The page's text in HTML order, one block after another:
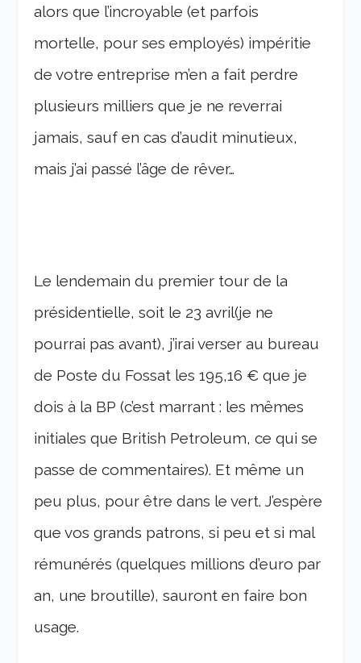
alors que l’incroyable (et parfois
mortelle, pour ses employés) impéritie
de votre entreprise m’en a fait perdre
plusieurs milliers que je ne reverrai
jamais, sauf en cas d’audit minutieux,
mais j’ai passé l’âge de rêver…
Le lendemain du premier tour de la
présidentielle, soit le 23 avril(je ne
pourrai pas avant), j’irai verser au bureau
de Poste du Fossat les 195,16 € que je
dois à la BP (c’est marrant : les mêmes
initiales que British Petroleum, ce qui se
passe de commentaires). Et même un
peu plus, pour être dans le vert. J’espère
que vos grands patrons, si peu et si mal
rémunérés (quelques millions d’euro par
an, une broutille), sauront en faire bon
usage.